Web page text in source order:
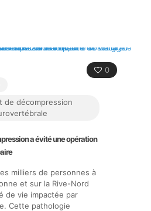
0
de décompression
a évité une opération
milliers de personnes à
et sur la Rive-Nord
de vie impactée par
Cette pathologie